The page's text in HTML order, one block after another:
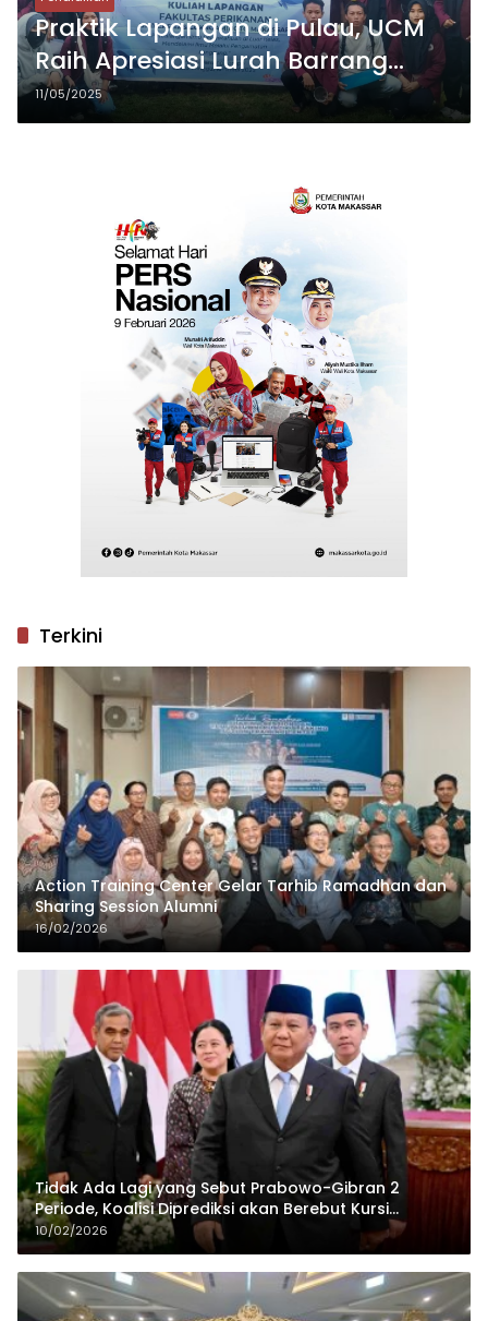
Praktik Lapangan di Pulau, UCM
Raih Apresiasi Lurah Barrang
Lompo
11/05/2025
Terkini
Action Training Center Gelar Tarhib Ramadhan dan
Sharing Session Alumni
16/02/2026
Tidak Ada Lagi yang Sebut Prabowo-Gibran 2
Periode, Koalisi Diprediksi akan Berebut Kursi
Cawapres di 2029
10/02/2026